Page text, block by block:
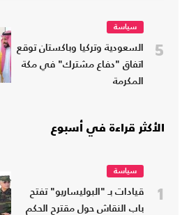
5
سياسة
السعودية وتركيا وباكستان توقع
اتفاق "دفاع مشترك" في مكة
المكرمة
الأكثر قراءة في أسبوع
1
سياسة
قيادات بـ "البوليساريو" تفتح
باب النقاش حول مقترح الحكم